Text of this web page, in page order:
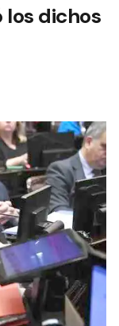
los dichos